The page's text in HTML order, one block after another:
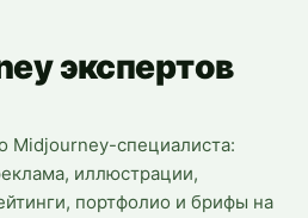
экспертов
Midjourney-специалиста:
иллюстрации,
портфолио и брифы на